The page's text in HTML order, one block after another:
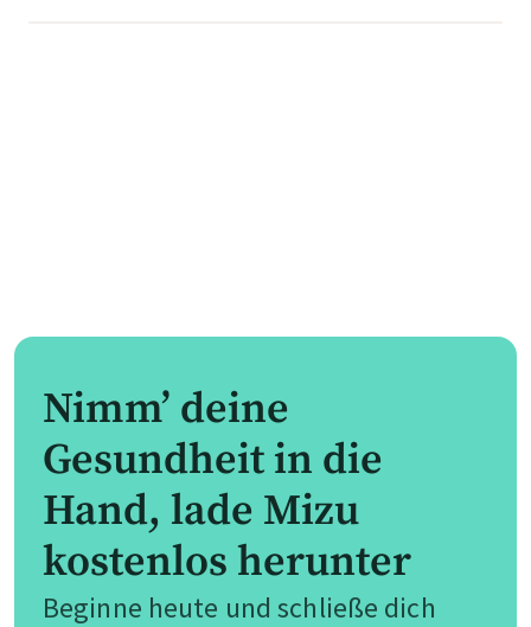
Nimm’ deine
Gesundheit in die
Hand, lade Mizu
kostenlos herunter
Beginne heute und schließe dich